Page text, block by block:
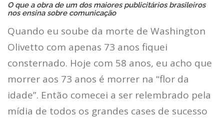
O que a obra de um dos maiores publicitários brasileiros
nos ensina sobre comunicação
Quando eu soube da morte de Washington
Olivetto com apenas 73 anos fiquei
consternado. Hoje com 58 anos, eu acho que
morrer aos 73 anos é morrer na “flor da
idade”. Então comecei a ser relembrado pela
mídia de todos os grandes cases de sucesso